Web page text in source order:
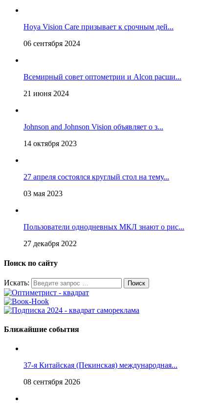
Hoya Vision Care призывает к срочным дей...
06 сентября 2024
Всемирный совет оптометрии и Alcon расши...
21 июня 2024
Johnson and Johnson Vision объявляет о з...
14 октября 2023
27 апреля состоялся круглый стол на тему...
03 мая 2023
Пользователи однодневных МКЛ знают о рис...
27 декабря 2022
Поиск по сайту
Искать:
Ближайшие события
37-я Китайская (Пекинская) международная...
08 сентября 2026